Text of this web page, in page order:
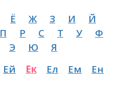
Ё Ж З И
Й
П Р С Т У
Ф
Э Ю
Я
Ей Ек Ел Ем
Ен